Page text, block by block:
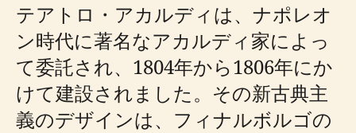
テアトロ・アカルディは、ナポレオ
ン時代に著名なアカルディ家によっ
て委託され、1804年から1806年にか
けて建設されました。その新古典主
義のデザインは、フィナルボルゴの